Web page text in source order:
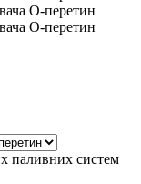
паливних систем